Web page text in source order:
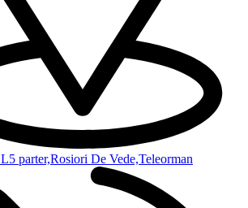
parter,Rosiori De Vede,Teleorman